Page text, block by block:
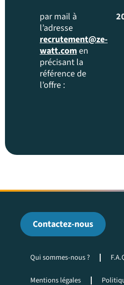
par mail à
l’adresse
recrutement@ze-
watt.comen
précisant la
référence de
l’offre :
Contactez-nous
Qui sommes-nous ?
Mentions légales